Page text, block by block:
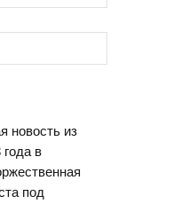
новость из
в
под